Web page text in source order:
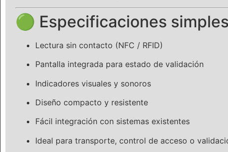
🟢 Especificaciones simples
Lectura sin contacto (NFC / RFID)
Pantalla integrada para estado de validación
Indicadores visuales y sonoros
Diseño compacto y resistente
Fácil integración con sistemas existentes
Ideal para transporte, control de acceso o